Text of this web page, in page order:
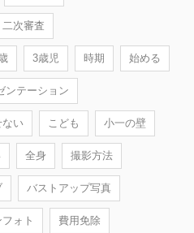
二次審査
3歳児 時期 始める
ンテーション
ない こども 小一の壁
全身 撮影方法
バストアップ写真
ォト 費用免除